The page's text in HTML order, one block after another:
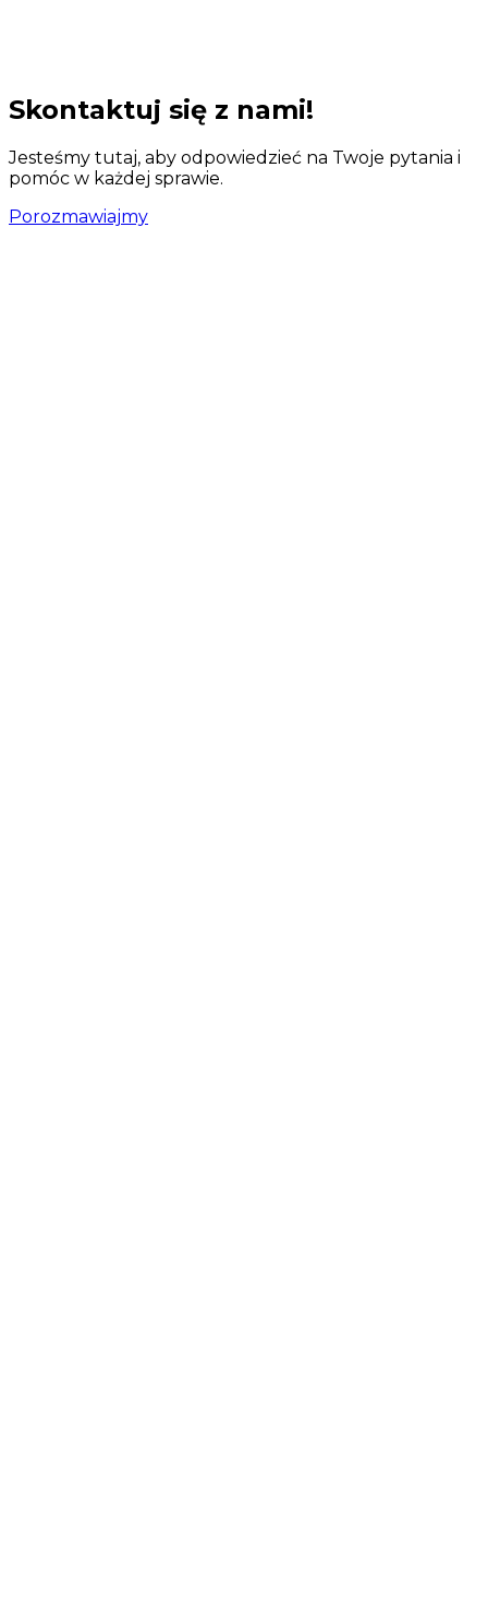
Skontaktuj się z nami!
Jesteśmy tutaj, aby odpowiedzieć na Twoje pytania i
pomóc w każdej sprawie.
Porozmawiajmy